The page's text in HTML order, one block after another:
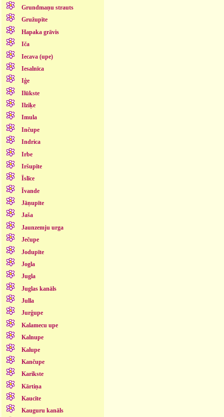
Grundmaņu strauts
Gružupīte
Hapaka grāvis
Iča
Iecava (upe)
Iesalnīca
Iģe
Ilūkste
Ilziķe
Imula
Inčupe
Indrica
Irbe
Iršupīte
Īslīce
Īvande
Jāņupīte
Jaša
Jaunzemju urga
Ječupe
Jodupīte
Jogla
Jugla
Juglas kanāls
Julla
Jurģupe
Kalamecu upe
Kalnupe
Kalupe
Kančupe
Karikste
Kārtiņa
Kaucīte
Kauguru kanāls